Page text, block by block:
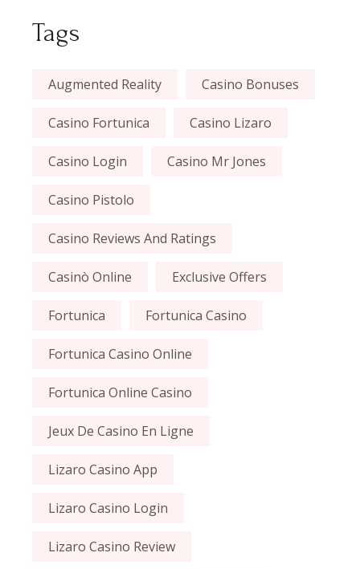
Tags
Augmented Reality Casino Bonuses
Casino Fortunica Casino Lizaro
Casino Login Casino Mr Jones
Casino Pistolo
Casino Reviews And Ratings
Casinò Online Exclusive Offers
Fortunica Fortunica Casino
Fortunica Casino Online
Fortunica Online Casino
Jeux De Casino En Ligne
Lizaro Casino App
Lizaro Casino Login
Lizaro Casino Review